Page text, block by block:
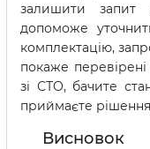
залишити запит
допоможе
комплектацію,
покаже
зі СТО, бачите
приймаєте
Висновок